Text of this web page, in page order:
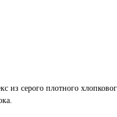
из серого плотного